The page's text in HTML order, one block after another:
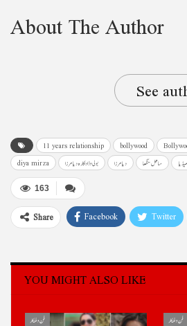
About The Author
See
11 years relationship bollywood
diya mirza
بولی وڈ اداکارہ دیا مرزا دیا مرزا ساحل سنگھا
163
Share Facebook Twitter
YOU MIGHT ALSO LIKE
فن و فنکار فن و فنکار